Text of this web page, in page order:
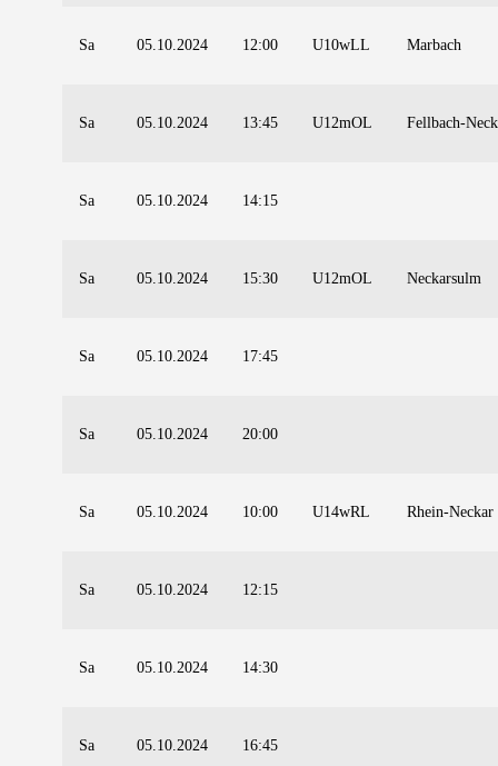
Sa 05.10.2024 12:00 U10wLL Marbach
Sa 05.10.2024 13:45 U12mOL Fellbach-
Sa 05.10.2024 14:15
Sa 05.10.2024 15:30 U12mOL Neckarsulm
Sa 05.10.2024 17:45
Sa 05.10.2024 20:00
Sa 05.10.2024 10:00 U14wRL Rhein-Neckar
Sa 05.10.2024 12:15
Sa 05.10.2024 14:30
Sa 05.10.2024 16:45